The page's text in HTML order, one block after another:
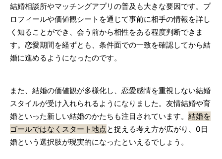
結婚相談所やマッチングアプリの普及も大きな要因です。プ
ロフィールや価値観シートを通じて事前に相手の情報を詳し
く知ることができ、会う前から相性をある程度判断できま
す。恋愛期間を経ずとも、条件面での一致を確認してから結
婚に進めるようになったのです。
また、結婚の価値観が多様化し、恋愛感情を重視しない結婚
スタイルが受け入れられるようになりました。友情結婚や育
婚といった新しい結婚のかたちも注目されています。 結婚を
ゴールではなくスタート地点と捉える考え方が広がり、0日
婚という選択肢が現実的になったといえるでしょう。